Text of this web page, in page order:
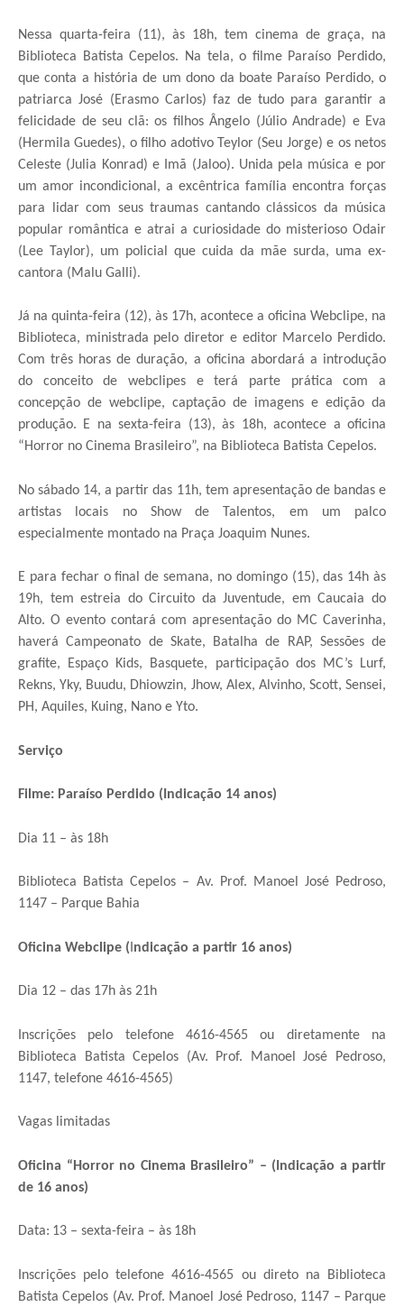
Nessa quarta-feira (11), às 18h, tem cinema de graça, na
Biblioteca Batista Cepelos. Na tela, o filme Paraíso Perdido,
que conta a história de um dono da boate Paraíso Perdido, o
patriarca José (Erasmo Carlos) faz de tudo para garantir a
felicidade de seu clã: os filhos Ângelo (Júlio Andrade) e Eva
(Hermila Guedes), o filho adotivo Teylor (Seu Jorge) e os netos
Celeste (Julia Konrad) e Imã (Jaloo). Unida pela música e por
um amor incondicional, a excêntrica família encontra forças
para lidar com seus traumas cantando clássicos da música
popular romântica e atrai a curiosidade do misterioso Odair
(Lee Taylor), um policial que cuida da mãe surda, uma ex-
cantora (Malu Galli).
Já na quinta-feira (12), às 17h, acontece a oficina Webclipe, na
Biblioteca, ministrada pelo diretor e editor Marcelo Perdido.
Com três horas de duração, a oficina abordará a introdução
do conceito de webclipes e terá parte prática com a
concepção de webclipe, captação de imagens e edição da
produção. E na sexta-feira (13), às 18h, acontece a oficina
“Horror no Cinema Brasileiro”, na Biblioteca Batista Cepelos.
No sábado 14, a partir das 11h, tem apresentação de bandas e
artistas locais no Show de Talentos, em um palco
especialmente montado na Praça Joaquim Nunes.
E para fechar o final de semana, no domingo (15), das 14h às
19h, tem estreia do Circuito da Juventude, em Caucaia do
Alto. O evento contará com apresentação do MC Caverinha,
haverá Campeonato de Skate, Batalha de RAP, Sessões de
grafite, Espaço Kids, Basquete, participação dos MC’s Lurf,
Rekns, Yky, Buudu, Dhiowzin, Jhow, Alex, Alvinho, Scott, Sensei,
PH, Aquiles, Kuing, Nano e Yto.
Serviço
Filme: Paraíso Perdido (Indicação 14 anos)
Dia 11 – às 18h
Biblioteca Batista Cepelos – Av. Prof. Manoel José Pedroso,
1147 – Parque Bahia
Oficina Webclipe ( ndicação a partir 16 anos)
Dia 12 – das 17h às 21h
Inscrições pelo telefone 4616-4565 ou diretamente na
Biblioteca Batista Cepelos (Av. Prof. Manoel José Pedroso,
1147, telefone 4616-4565)
Vagas limitadas
Oficina “Horror no Cinema Brasileiro” – (Indicação a partir
de 16 anos)
Data: 13 – sexta-feira – às 18h
Inscrições pelo telefone 4616-4565 ou direto na Biblioteca
Batista Cepelos (Av. Prof. Manoel José Pedroso, 1147 – Parque